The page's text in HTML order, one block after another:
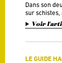
Dans son
sur schistes,
Voir
LE GUIDE